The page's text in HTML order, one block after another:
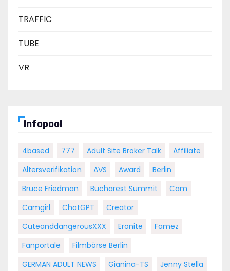
TRAFFIC
TUBE
VR
Infopool
4based 777 Adult Site Broker Talk
Affiliate
Altersverifikation
AVS Award
Berlin
Bruce Friedman
Bucharest Summit
Cam
Camgirl
ChatGPT
Creator
CuteanddangerousXXX
Eronite
Famez
Fanportale
Filmbörse Berlin
GERMAN ADULT NEWS
Gianina-TS Jenny Stella